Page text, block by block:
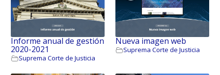
Informe anual de gestión
2020-2021
Suprema Corte de Justicia
Nueva imagen web
Suprema Corte de Justicia